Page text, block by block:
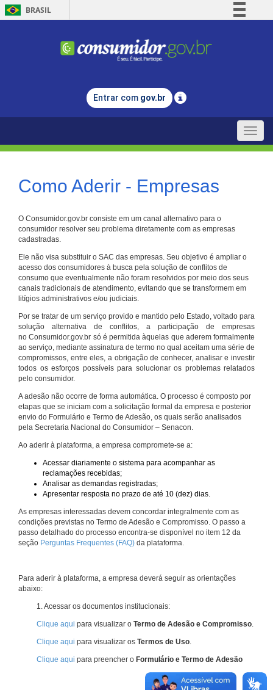
BRASIL
Comunica BR
Legislação
Entrar com gov.br
Toggle
Como Aderir - Empresas
O Consumidor.gov.br consiste em um canal alternativo para o
consumidor resolver seu problema diretamente com as empresas
cadastradas.
Ele não visa substituir o SAC das empresas. Seu objetivo é ampliar o
acesso dos consumidores à busca pela solução de conflitos de
consumo que eventualmente não foram resolvidos por meio dos seus
canais tradicionais de atendimento, evitando que se transformem em
litígios administrativos e/ou judiciais.
Por se tratar de um serviço provido e mantido pelo Estado, voltado para
solução alternativa de conflitos, a participação de empresas
no Consumidor.gov.br só é permitida àquelas que aderem formalmente
ao serviço, mediante assinatura de termo no qual aceitam uma série de
compromissos, entre eles, a obrigação de conhecer, analisar e investir
todos os esforços possíveis para solucionar os problemas relatados
pelo consumidor.
A adesão não ocorre de forma automática. O processo é composto por
etapas que se iniciam com a solicitação formal da empresa e posterior
envio do Formulário e Termo de Adesão, os quais serão analisados
pela Secretaria Nacional do Consumidor – Senacon.
Ao aderir à plataforma, a empresa compromete-se a:
Acessar diariamente o sistema para acompanhar as
reclamações recebidas;
Analisar as demandas registradas;
Apresentar resposta no prazo de até 10 (dez) dias.
As empresas interessadas devem concordar integralmente com as
condições previstas no Termo de Adesão e Compromisso. O passo a
passo detalhado do processo encontra-se disponível no item 12 da
seção Perguntas Frequentes (FAQ) da plataforma.
Para aderir à plataforma, a empresa deverá seguir as orientações
abaixo:
1. Acessar os documentos institucionais:
Clique aqui para visualizar o Termo de Adesão e Compromisso.
Clique aqui para visualizar os Termos de Uso.
Clique aqui para preencher o Formulário e Termo de Adesão